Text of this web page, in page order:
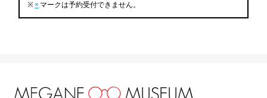
※ × マークは予約受付できません。